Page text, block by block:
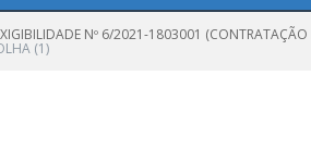
Nº 6/2021-1803001 (CONTRATAÇÃO
(1)